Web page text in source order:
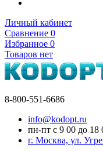
Личный кабинет
Сравнение 0
Избранное 0
Товаров нет
8-800-551-6686
info@kodopt.ru
пн-пт с 9 00 до 18
г. Москва, ул.